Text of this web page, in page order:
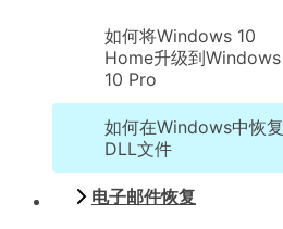
如何将Windows 10
Home升级到Windows
10 Pro
如何在Windows中恢复
DLL文件
电子邮件恢复